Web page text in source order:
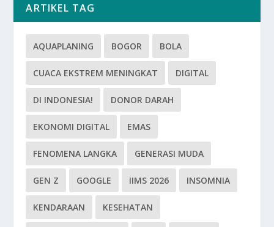
ARTIKEL TAG
AQUAPLANING BOGOR BOLA
CUACA EKSTREM MENINGKAT DIGITAL
DI INDONESIA! DONOR DARAH
EKONOMI DIGITAL EMAS
FENOMENA LANGKA GENERASI MUDA
GEN Z GOOGLE IIMS 2026 INSOMNIA
KENDARAAN KESEHATAN